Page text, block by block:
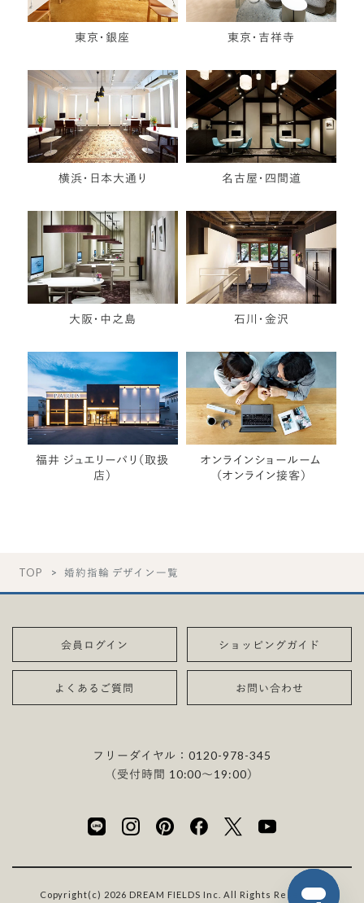
東京・銀座 東京・吉祥寺
横浜・日本大通り 名古屋・四間道
大阪・中之島 石川・金沢
福井 ジュエリーパリ（取扱
店）
オンラインショールーム
（オンライン接客）
TOP 婚約指輪 デザイン一覧
会員ログイン ショッピングガイド
よくあるご質問 お問い合わせ
フリーダイヤル：0120-978-345
（受付時間 10:00〜19:00）
Copyright(c) 2026 DREAM FIELDS Inc. All Rights Reserved.